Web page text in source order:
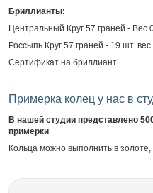
Бриллианты:
Центральный Круг 57 граней - Вес
Россыпь Круг 57 граней - 19 шт.
Сертификат на бриллиант
Примерка колец у нас в
В нашей студии представлено
примерки
Кольца можно выполнить в